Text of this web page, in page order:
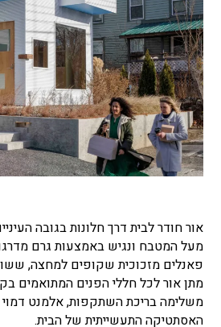
אור חודר לבית דרך חלונות בגובה
מעל המטבח ונגיש באמצעות גרם
פאנלים מזכוכית שקופים למחצה,
מתן אור לכל חללי הפנים המתואמים
משלימה בריכת השתקפות, אלמנט דמוי
האסתטיקה התעשייתית של הבית.